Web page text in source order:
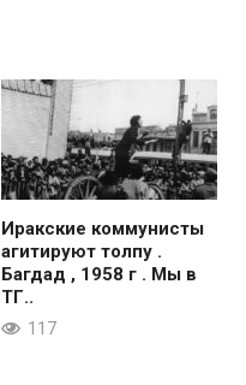
Иракские коммунисты
агитируют толпу .
Багдад , 1958 г . Мы в
ТГ..
117